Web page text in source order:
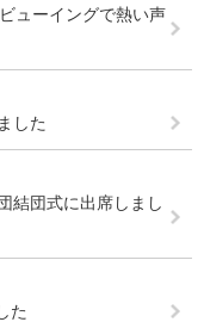
ューイングで熱い声
した
結団式に出席しまし
た